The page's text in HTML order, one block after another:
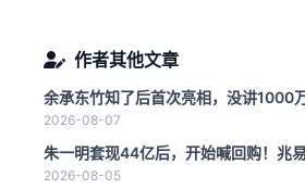
作者其他文章
余承东竹知了后首次亮相，没讲1000
2026-08-07
朱一明套现44亿后，开始喊回购！兆
2026-08-05